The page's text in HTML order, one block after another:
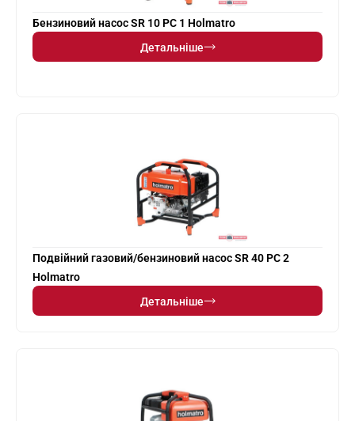
Бензиновий насос SR 10 PC 1 Holmatro
Детальніше
Подвійний газовий/бензиновий насос SR 40 PC 2
Holmatro
Детальніше